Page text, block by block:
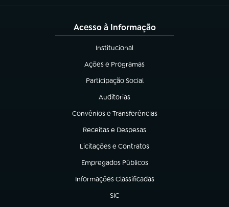
Acesso à Informação
Institucional
(abre em nova aba)
Ações e Programas
(abre em nova aba)
Participação Social
(abre em nova aba)
Auditorias
(abre em nova aba)
Convênios e Transferências
(abre em nova aba)
Receitas e Despesas
(abre em nova aba)
Licitações e Contratos
(abre em nova aba)
Empregados Públicos
(abre em nova aba)
Informações Classificadas
(abre em nova aba)
SIC
(abre em nova aba)